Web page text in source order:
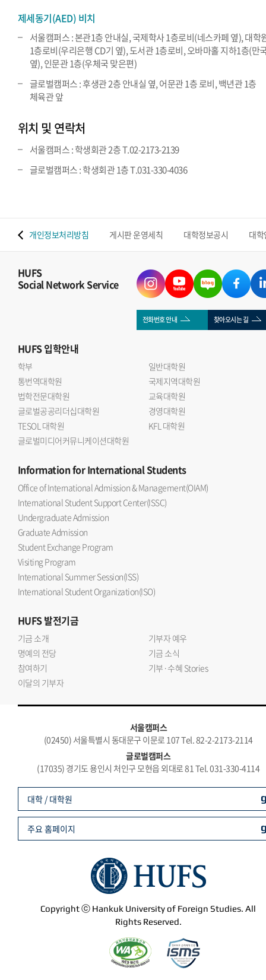
제세동기(AED) 비치
서울캠퍼스 : 본관1층 안내실, 국제학사 1층로비(네스카페 옆), 대학
1층로비(우리은행 CD기 옆), 도서관 1층로비, 오바마홀 지하1층(만
옆), 인문관 1층(우체국 맞은편)
글로벌캠퍼스 : 후생관 2층 안내실 옆, 어문관 1층 로비, 백년관 1층
체육관 앞
위치 및 연락처
서울캠퍼스 : 학생회관 2층 T.02-2173-2139
글로벌캠퍼스 : 학생회관 1층 T.031-330-4036
개인정보처리방침 게시판 운영세칙 대학정보공시 대
HUFS
Social Network Service
전화번호 안내 찾아오시는 길
HUFS입학안내
학부
일반대학원
통번역대학원
국제지역대학원
법학전문대학원
교육대학원
글로벌공공리더십대학원
경영대학원
TESOL 대학원
KFL 대학원
글로벌미디어커뮤니케이션대학원
Informationfor International Students
Office of International Admission & Management(OIAM)
International Student Support Center(ISSC)
Undergraduate Admission
Graduate Admission
Student Exchange Program
Visiting Program
International Summer Session(ISS)
International Student Organization(ISO)
HUFS발전기금
기금 소개
기부자 예우
명예의 전당
기금 소식
참여하기
기부·수혜 Stories
이달의 기부자
서울캠퍼스
(02450) 서울특별시 동대문구 이문로 107 Tel. 82-2-2173-2114
글로벌캠퍼스
(17035) 경기도 용인시 처인구 모현읍 외대로 81 Tel. 031-330-4114
Copyright ⓒ Hankuk University of Foreign Studies. All
Rights Reserved.
대학 / 대학원
주요 홈페이지